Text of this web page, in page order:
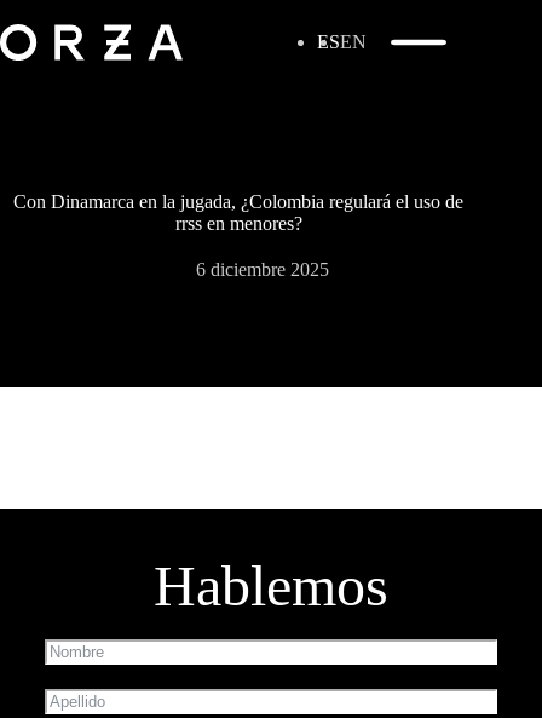
ESEN
Con Dinamarca en la jugada, ¿Colombia regulará el uso de
rrss en menores?
6 diciembre 2025
Hablemos